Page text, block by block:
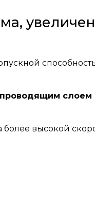
слоем
высокой